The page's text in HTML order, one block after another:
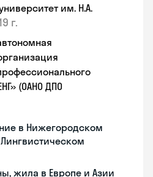
им. Н.А.
г.
(ОАНО ДПО
в Нижегородском
жила в Европе и Азии